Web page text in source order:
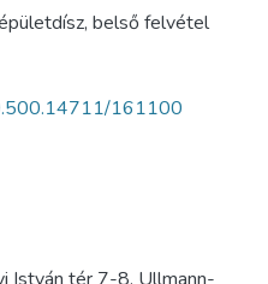
, belső felvétel
161100